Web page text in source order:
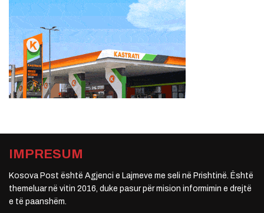
IMPRESUM
Kosova Post është Agjenci e Lajmeve me seli në Prishtinë. Është
themeluar në vitin 2016, duke pasur për mision informimin e drejtë
e të paanshëm.